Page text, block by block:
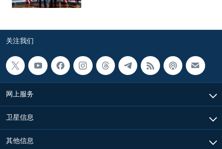
关注我们
网上服务
卫星信息
其他信息